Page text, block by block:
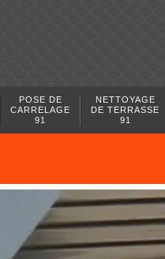
POSE DE
CARRELAGE
91
NETTOYAGE
DE TERRASSE
91